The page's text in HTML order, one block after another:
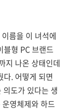
름을 이 녀석에
블형 PC 브랜드
지 나온 상태인데
다. 어떻게 되면
도가 있다는 생
영체제와 하드